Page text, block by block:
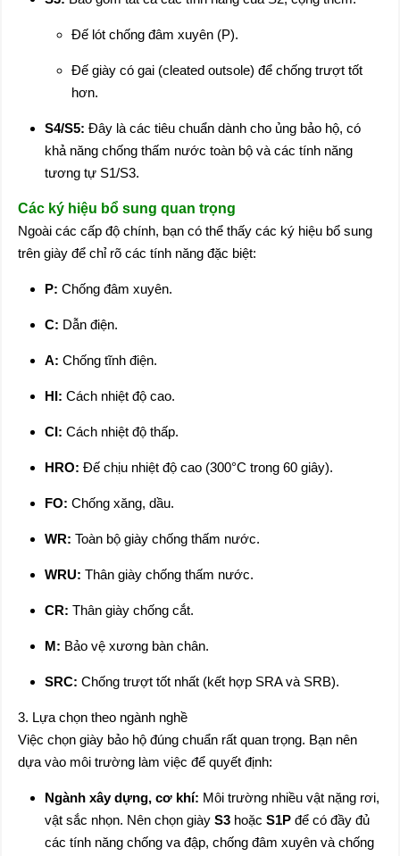
Đế lót chống đâm xuyên (P).
Đế giày có gai (cleated outsole) để chống trượt tốt
hơn.
S4/S5: Đây là các tiêu chuẩn dành cho ủng bảo hộ, có
khả năng chống thấm nước toàn bộ và các tính năng
tương tự S1/S3.
Các ký hiệu bổ sung quan trọng
Ngoài các cấp độ chính, bạn có thể thấy các ký hiệu bổ sung
trên giày để chỉ rõ các tính năng đặc biệt:
P: Chống đâm xuyên.
C: Dẫn điện.
A: Chống tĩnh điện.
HI: Cách nhiệt độ cao.
CI: Cách nhiệt độ thấp.
HRO: Đế chịu nhiệt độ cao (300°C trong 60 giây).
FO: Chống xăng, dầu.
WR: Toàn bộ giày chống thấm nước.
WRU: Thân giày chống thấm nước.
CR: Thân giày chống cắt.
M: Bảo vệ xương bàn chân.
SRC: Chống trượt tốt nhất (kết hợp SRA và SRB).
3. Lựa chọn theo ngành nghề
Việc chọn giày bảo hộ đúng chuẩn rất quan trọng. Bạn nên
dựa vào môi trường làm việc để quyết định:
Ngành xây dựng, cơ khí: Môi trường nhiều vật nặng rơi,
vật sắc nhọn. Nên chọn giàyS3 hoặcS1P để có đầy đủ
các tính năng chống va đập, chống đâm xuyên và chống